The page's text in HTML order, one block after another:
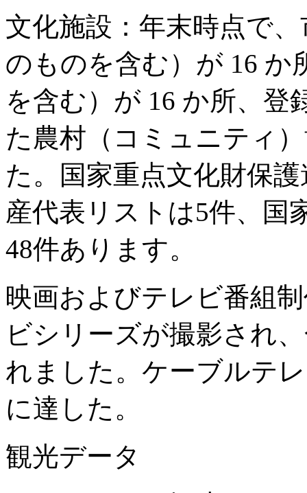
文化施設：年末時点で
のものを含む）が 16 か
を含む）が 16 か所、登
た農村（コミュニティ
た。国家重点文化財保
産代表リストは5件、国
48件あります。
映画およびテレビ番組
ビシリーズが撮影され
れました。ケーブルテ
に達した。
観光データ